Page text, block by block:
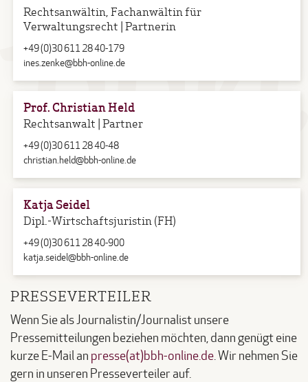
Rechtsanwältin, Fachanwältin für
Verwaltungsrecht | Partnerin
+49 (0)30 611 28 40-179
ines.zenke@bbh-online.de
Prof. Christian Held
Rechtsanwalt | Partner
+49 (0)30 611 28 40-48
christian.held@bbh-online.de
Katja Seidel
Dipl.-Wirtschaftsjuristin (FH)
+49 (0)30 611 28 40-900
katja.seidel@bbh-online.de
PRESSEVERTEILER
Wenn Sie als Journalistin/Journalist unsere
Pressemitteilungen beziehen möchten, dann genügt eine
kurze E-Mail an presse(at)bbh-online.de. Wir nehmen Sie
gern in unseren Presseverteiler auf.